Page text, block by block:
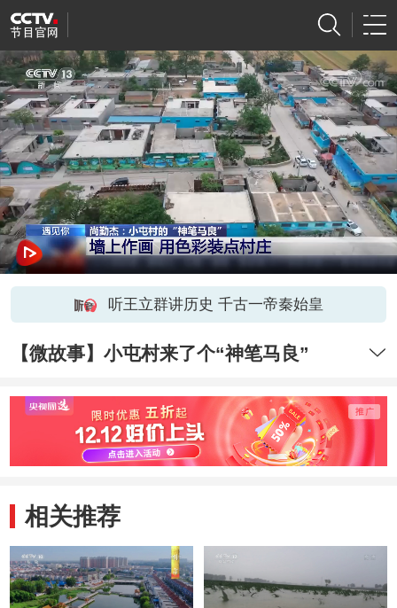
听王立群讲历史 千古一帝秦始皇
【微故事】小屯村来了个“神笔马良”
相关推荐